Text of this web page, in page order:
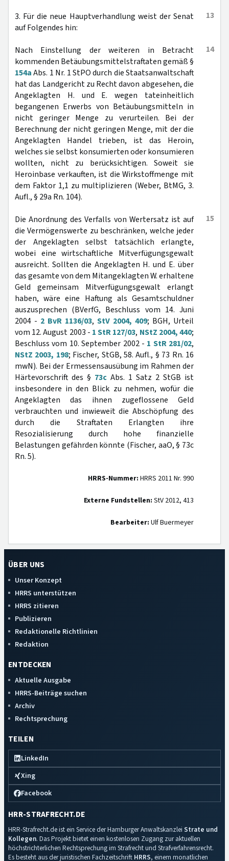
13
3. Für die neue Hauptverhandlung weist der Senat
auf Folgendes hin:
14
Nach Einstellung der weiteren in Betracht
kommenden Betäubungsmittelstraftaten gemäß §
154aAbs. 1 Nr. 1 StPO durch die Staatsanwaltschaft
hat das Landgericht zu Recht davon abgesehen, die
Angeklagten H. und E. wegen tateinheitlich
begangenen Erwerbs von Betäubungsmitteln in
nicht geringer Menge zu verurteilen. Bei der
Berechnung der nicht geringen Menge, mit der die
Angeklagten Handel trieben, ist das Heroin,
welches sie selbst konsumierten oder konsumieren
wollten, nicht zu berücksichtigen. Soweit sie
Heroinbase verkauften, ist die Wirkstoffmenge mit
dem Faktor 1,1 zu multiplizieren (Weber, BtMG, 3.
Aufl., § 29a Rn. 104).
15
Die Anordnung des Verfalls von Wertersatz ist auf
die Vermögenswerte zu beschränken, welche jeder
der Angeklagten selbst tatsächlich erlangte,
wobei eine wirtschaftliche Mitverfügungsgewalt
ausreicht. Sollten die Angeklagten H. und E. über
das gesamte von dem Mitangeklagten W. erhaltene
Geld gemeinsam Mitverfügungsgewalt erlangt
haben, wäre eine Haftung als Gesamtschuldner
auszusprechen (BVerfG, Beschluss vom 14. Juni
2004 - 2 BvR 1136/03, StV 2004, 409; BGH, Urteil
vom 12. August 2003 - 1 StR 127/03, NStZ 2004, 440;
Beschluss vom 10. September 2002 - 1 StR 281/02,
NStZ 2003, 198; Fischer, StGB, 58. Aufl., § 73 Rn. 16
mwN). Bei der Ermessensausübung im Rahmen der
Härtevorschrift des § 73c Abs. 1 Satz 2 StGB ist
insbesondere in den Blick zu nehmen, wofür die
Angeklagten das ihnen zugeflossene Geld
verbrauchten und inwieweit die Abschöpfung des
durch die Straftaten Erlangten ihre
Resozialisierung durch hohe finanzielle
Belastungen gefährden könnte (Fischer, aaO, § 73c
Rn. 5).
HRRS-Nummer: HRRS 2011 Nr. 990
Externe Fundstellen: StV 2012, 413
Bearbeiter: Ulf Buermeyer
ÜBER UNS
Unser Konzept
HRRS unterstützen
HRRS zitieren
Publizieren
Redaktionelle Richtlinien
Redaktion
ENTDECKEN
Aktuelle Ausgabe
HRRS-Beiträge suchen
Archiv
Rechtsprechung
TEILEN
LinkedIn
Xing
Facebook
HRR-STRAFRECHT.DE
HRR-Strafrecht.de ist ein Service der Hamburger Anwaltskanzlei Strate und
Kollegen. Das Projekt bietet einen kostenlosen Zugang zur aktuellen
höchstrichterlichen Rechtsprechung im Strafrecht und Strafverfahrensrecht.
Es besteht aus der juristischen Fachzeitschrift HRRS, einem monatlichen